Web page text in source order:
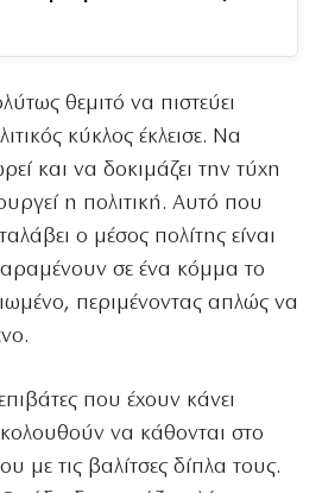
θεμιτό να πιστεύει
κύκλος έκλεισε. Να
και να δοκιμάζει την τύχη
η πολιτική. Αυτό που
ο μέσος πολίτης είναι
σε ένα κόμμα το
περιμένοντας απλώς να
που έχουν κάνει
να κάθονται στο
με τις βαλίτσες δίπλα τους.